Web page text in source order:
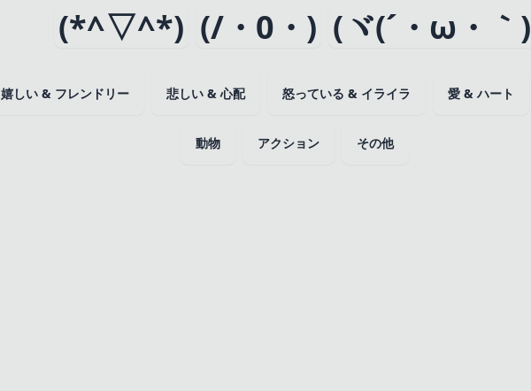
(*^▽^*) (/・0・) (ヾ(´・ω・｀)
嬉しい & フレンドリー 悲しい & 心配 怒っている & イライラ 愛 & ハート
動物 アクション その他